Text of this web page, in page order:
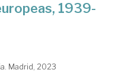
1939-
Madrid, 2023